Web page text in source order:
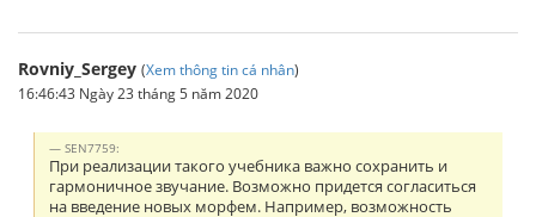
Rovniy_Sergey (Xem thông tin cá nhân)
16:46:43 Ngày 23 tháng 5 năm 2020
SEN7759:
При реализации такого учебника важно сохранить и
гармоничное звучание. Возможно придется согласиться
на введение новых морфем. Например, возможность